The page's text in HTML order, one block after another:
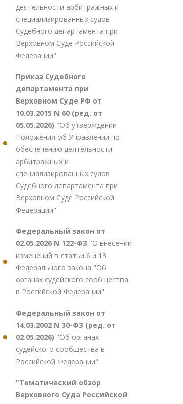
деятельности арбитражных и
специализированных судов
Судебного департамента при
Верховном Суде Российской
Федерации"
Приказ Судебного
департамента при
Верховном Суде РФ от
10.03.2015 N 60 (ред. от
05.05.2026) "Об утверждении
Положения об Управлении по
обеспечению деятельности
арбитражных и
специализированных судов
Судебного департамента при
Верховном Суде Российской
Федерации"
Федеральный закон от
02.05.2026 N 122-ФЗ "О внесении
изменений в статьи 6 и 13
Федерального закона "Об
органах судейского сообщества
в Российской Федерации"
Федеральный закон от
14.03.2002 N 30-ФЗ (ред. от
02.05.2026) "Об органах
судейского сообщества в
Российской Федерации"
"Тематический обзор
Верховного Суда Российской